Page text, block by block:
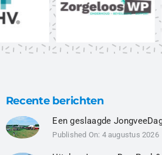
Recente berichten
Een geslaagde
Published On: 4 augustus 2026